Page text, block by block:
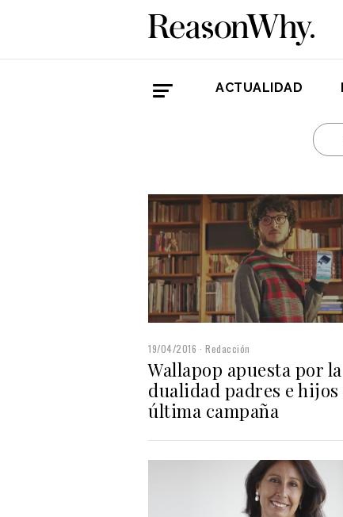
ACTUALIDAD
19/04/2016 Redacción
Wallapop apuesta por la
dualidad padres e hijos
última campaña